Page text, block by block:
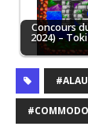
Concours
2024) –